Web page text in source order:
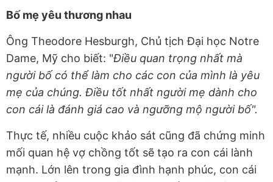
Bố mẹ yêu thương nhau
Ông Theodore Hesburgh, Chủ tịch Đại học Notre
Dame, Mỹ cho biết: "Điều quan trọng nhất mà
người bố có thể làm cho các con của mình là yêu
mẹ của chúng. Điều tốt nhất người mẹ dành cho
con cái là đánh giá cao và ngưỡng mộ người bố".
Thực tế, nhiều cuộc khảo sát cũng đã chứng minh
mối quan hệ vợ chồng tốt sẽ tạo ra con cái lành
mạnh. Lớn lên trong gia đình hạnh phúc, con cái